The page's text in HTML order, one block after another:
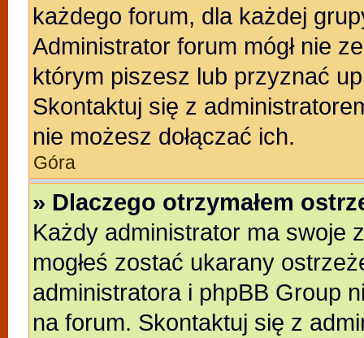
każdego forum, dla każdej
Administrator forum mógł nie
którym piszesz lub przyznać
Skontaktuj się z
nie możesz dołączać ich.
Góra
» Dlaczego otrzymałem
Każdy administrator ma swoje
mogłeś zostać ukarany
administratora i phpBB Group
na forum. Skontaktuj się z